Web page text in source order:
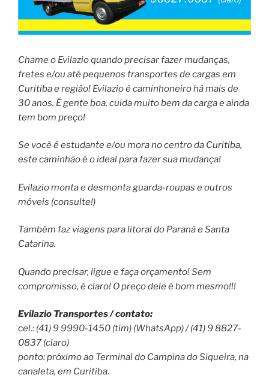
Chame o Evilazio quando precisar fazer mudanças,
fretes e/ou até pequenos transportes de cargas em
Curitiba e região! Evilazio é caminhoneiro há mais de
30 anos. É gente boa, cuida muito bem da carga e ainda
tem bom preço!
Se você é estudante e/ou mora no centro da Curitiba,
este caminhão é o ideal para fazer sua mudança!
Evilazio monta e desmonta guarda-roupas e outros
móveis (consulte!)
Também faz viagens para litoral do Paraná e Santa
Catarina.
Quando precisar, ligue e faça orçamento! Sem
compromisso, é claro! O preço dele é bom mesmo!!!
Evilazio Transportes / contato:
cel.: (41) 9 9990-1450 (tim) (WhatsApp) / (41) 9 8827-
0837 (claro)
ponto: próximo ao Terminal do Campina do Siqueira, na
canaleta, em Curitiba.